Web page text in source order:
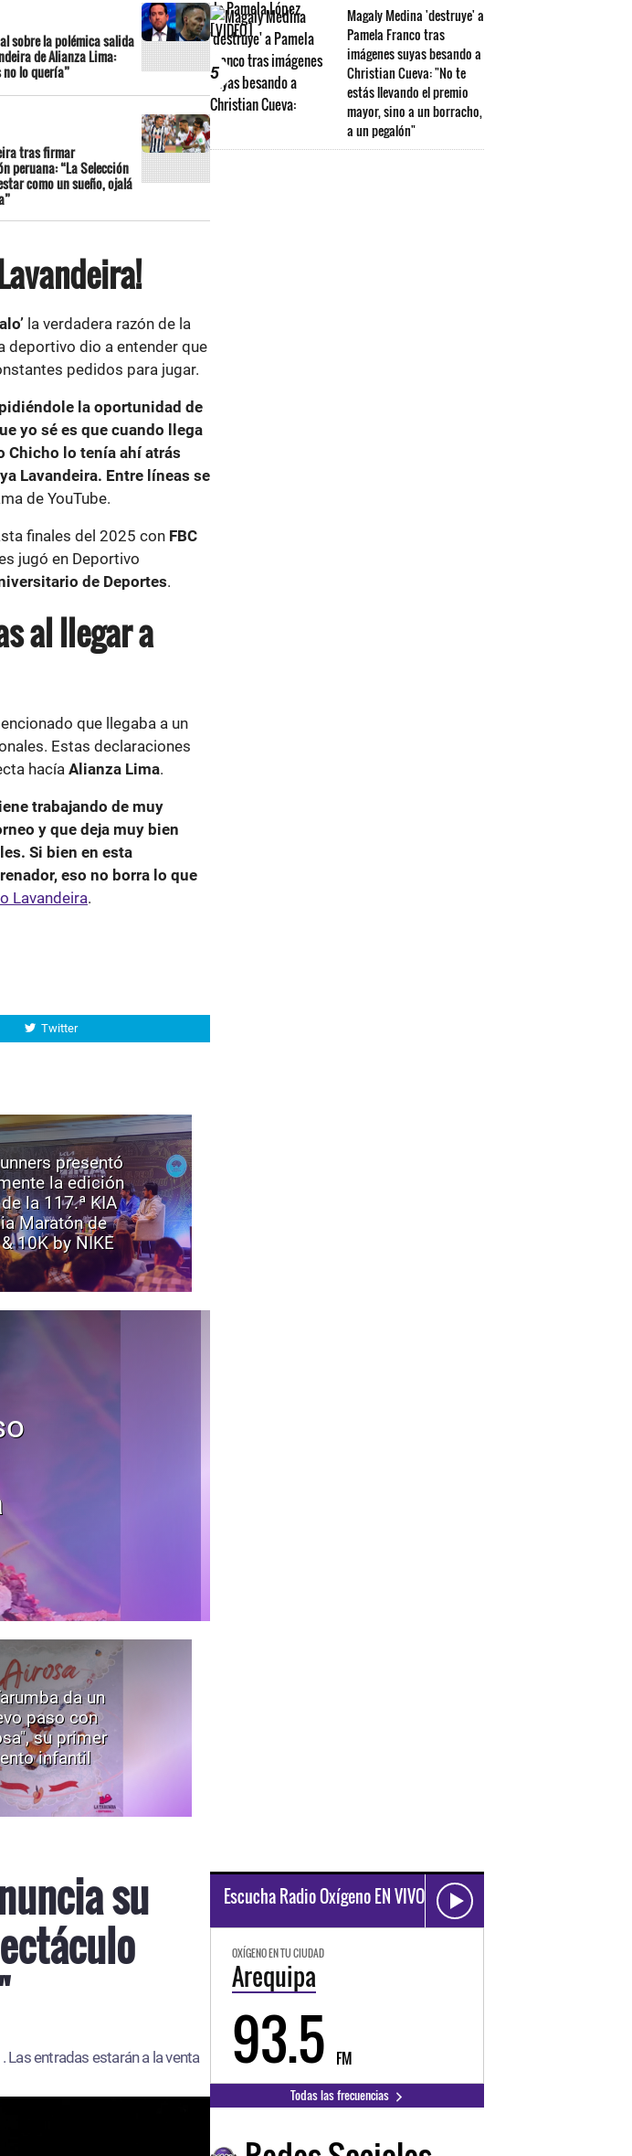
sobre la polémica salida
de Alianza Lima:
lo quería”
tras firmar
peruana: “La Selección
como un sueño, ojalá
la verdadera razón de la
deportivo dio a entender que
pedidos para jugar.
la oportunidad de
yo sé es que cuando llega
Chicho lo tenía ahí atrás
Lavandeira. Entre líneas se
de YouTube.
finales del 2025 con FBC
jugó en Deportivo
de Deportes.
al llegar a
que llegaba a un
Estas declaraciones
hacía Alianza Lima.
trabajando de muy
y que deja muy bien
Si bien en esta
eso no borra lo que
Lavandeira.
Twitter
presentó
la edición
la 117.ª KIA
Maratón de
10K by NIKE
da un
paso con
su primer
infantil
5
Magaly Medina 'destruye' a
Pamela Franco tras
imágenes suyas besando a
Christian Cueva: "No te
estás llevando el premio
mayor, sino a un borracho,
a un pegalón"
su
. Las entradas estarán a la venta
Escucha Radio Oxígeno EN VIVO
OXÍGENO EN TU CIUDAD
Arequipa
93.5 FM
Todas las frecuencias